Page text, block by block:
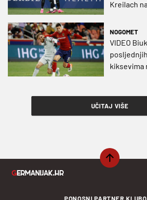
Kreilach
utakmice
NOGOMET
VIDEO
kiksevima
UČITAJ VIŠE